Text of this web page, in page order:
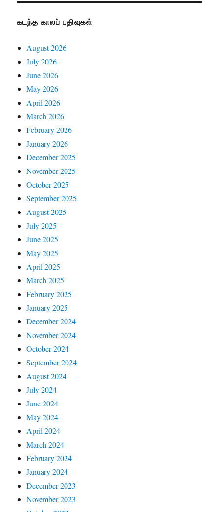
கடந்த காலப் பதிவுகள்
August 2026
July 2026
June 2026
May 2026
April 2026
March 2026
February 2026
January 2026
December 2025
November 2025
October 2025
September 2025
August 2025
July 2025
June 2025
May 2025
April 2025
March 2025
February 2025
January 2025
December 2024
November 2024
October 2024
September 2024
August 2024
July 2024
June 2024
May 2024
April 2024
March 2024
February 2024
January 2024
December 2023
November 2023